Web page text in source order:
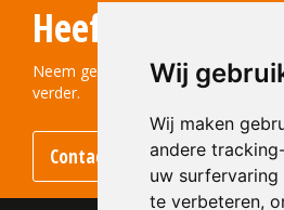
Wij
Wij maken
andere
uw
te verbeteren,
Heeft u vragen?
Neem gerust contact met ons op!
verder.
Contact opnemen